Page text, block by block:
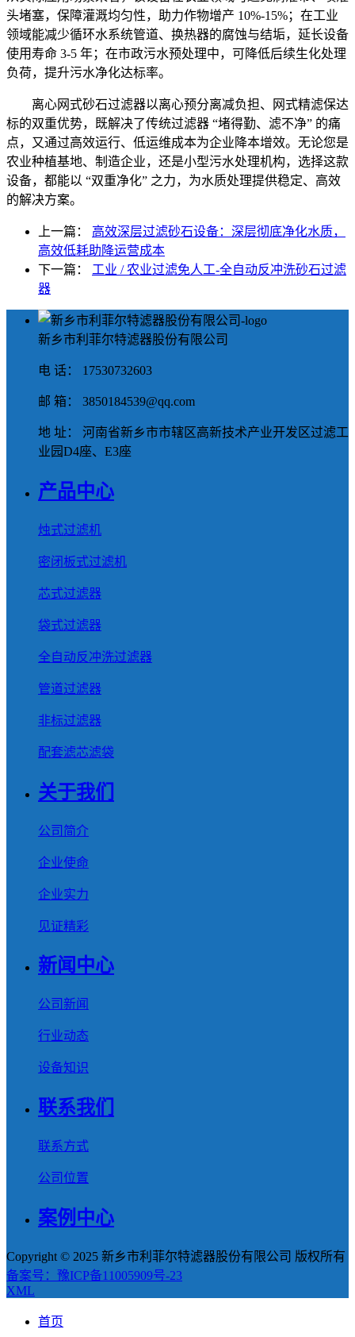
头堵塞，保障灌溉均匀性，助力作物增产 10%-15%；在工业
领域能减少循环水系统管道、换热器的腐蚀与结垢，延长设备
使用寿命 3-5 年；在市政污水预处理中，可降低后续生化处理
负荷，提升污水净化达标率。
离心网式砂石过滤器以离心预分离减负担、网式精滤保达
标的双重优势，既解决了传统过滤器 “堵得勤、滤不净” 的痛
点，又通过高效运行、低运维成本为企业降本增效。无论您是
农业种植基地、制造企业，还是小型污水处理机构，选择这款
设备，都能以 “双重净化” 之力，为水质处理提供稳定、高效
的解决方案。
上一篇： 高效深层过滤砂石设备：深层彻底净化水质，
高效低耗助降运营成本
下一篇： 工业 / 农业过滤免人工-全自动反冲洗砂石过滤
器
新乡市利菲尔特滤器股份有限公司
电 话： 17530732603
邮 箱： 3850184539@qq.com
地 址： 河南省新乡市市辖区高新技术产业开发区过滤工
业园D4座、E3座
产品中心
烛式过滤机
密闭板式过滤机
芯式过滤器
袋式过滤器
全自动反冲洗过滤器
管道过滤器
非标过滤器
配套滤芯滤袋
关于我们
公司简介
企业使命
企业实力
见证精彩
新闻中心
公司新闻
行业动态
设备知识
联系我们
联系方式
公司位置
案例中心
Copyright © 2025 新乡市利菲尔特滤器股份有限公司 版权所有
备案号：豫ICP备11005909号-23
XML
首页